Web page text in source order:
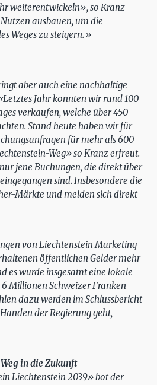
weiterentwickeln», so Kranz
ausbauen, um die
Weges zu steigern.»
aber auch eine nachhaltige
Jahr konnten wir rund 100
verkaufen, welche über 450
Stand heute haben wir für
für mehr als 600
Weg» so Kranz erfreut.
jene Buchungen, die direkt über
sind. Insbesondere die
Märkte und melden sich direkt
von Liechtenstein Marketing
öffentlichen Gelder mehr
es wurde insgesamt eine lokale
Millionen Schweizer Franken
dazu werden im Schlussbericht
der Regierung geht,
in die Zukunft
Liechtenstein 2039» bot der